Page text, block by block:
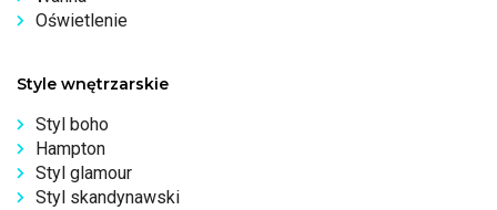
Oświetlenie
Style wnętrzarskie
Styl boho
Hampton
Styl glamour
Styl skandynawski